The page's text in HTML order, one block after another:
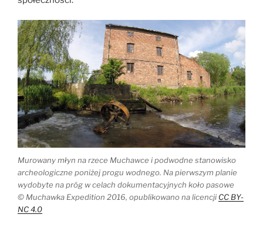
Murowany młyn na rzece Muchawce i podwodne stanowisko
archeologiczne poniżej progu wodnego. Na pierwszym planie
wydobyte na próg w celach dokumentacyjnych koło pasowe
© Muchawka Expedition 2016, opublikowano na licencji CC BY-
NC 4.0